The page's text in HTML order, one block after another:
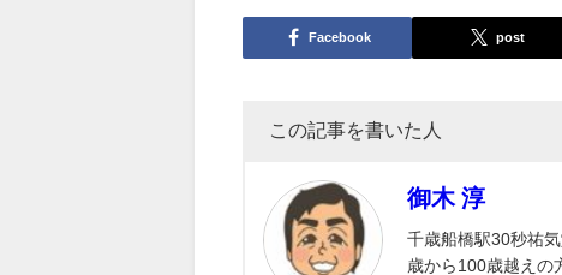
Facebook post
この記事を書いた人
御木 淳
千歳船橋駅30秒祐
歳から100歳越えの